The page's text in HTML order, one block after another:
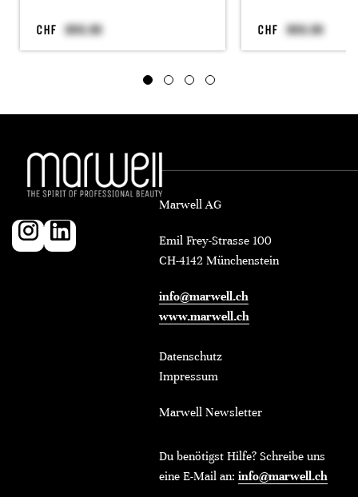
CHF CHF
Marwell AG
Emil Frey-Strasse 100
CH-4142 Münchenstein
info@marwell.ch
www.marwell.ch
Datenschutz
Impressum
Marwell Newsletter
Du benötigst Hilfe? Schreibe uns
eine E-Mail an: info@marwell.ch